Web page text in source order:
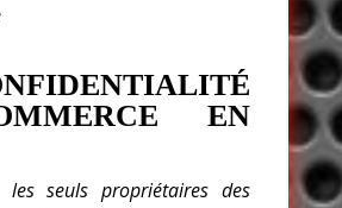
EN
les seuls propriétaires des